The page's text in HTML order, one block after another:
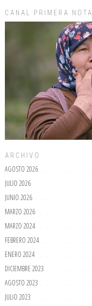
CANAL PRIMERA NOTA
ARCHIVO
AGOSTO 2026
JULIO 2026
JUNIO 2026
MARZO 2026
MARZO 2024
FEBRERO 2024
ENERO 2024
DICIEMBRE 2023
AGOSTO 2023
JULIO 2023